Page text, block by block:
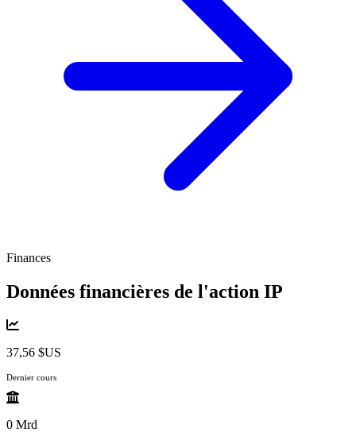
Finances
Données financières de l'action IP
37,56 $US
Dernier cours
0 Mrd